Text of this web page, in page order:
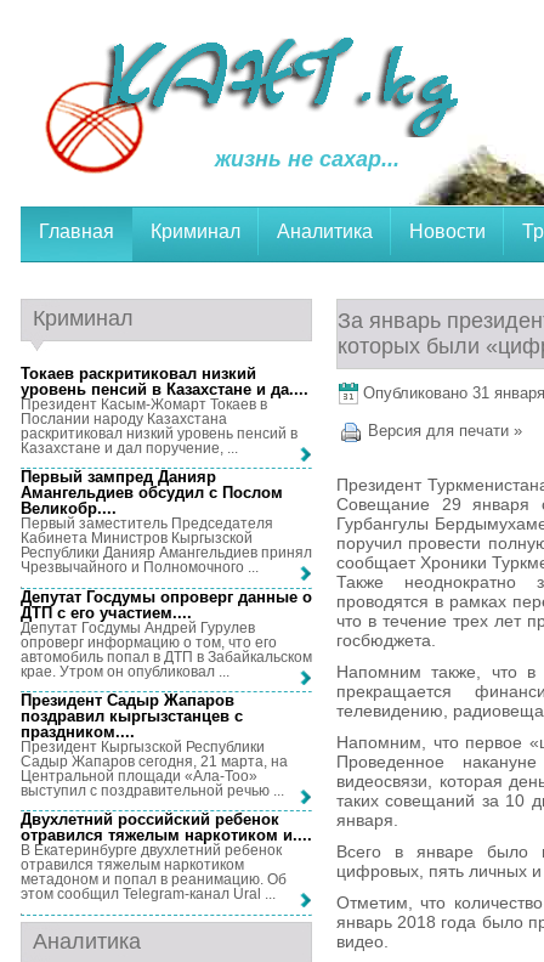
жизнь не сахар...
Главная Криминал Аналитика Новости
За январь
которых были
Опубликовано 31
Версия для печати »
Президент
Совещание 29 января
Гурбангулы
поручил провести
сообщает Хроники
Также
проводятся в рамках
что в течение трех лет
госбюджета.
Напомним также, что в
прекращается
телевидению,
Напомним, что первое
Проведенное
видеосвязи, которая
таких совещаний за 10
января.
Всего в январе было
цифровых, пять личных
Отметим, что
январь 2018 года было
видео.
Криминал
Токаев раскритиковал низкий
уровень пенсий в Казахстане и да....
Президент Касым-Жомарт Токаев в
Послании народу Казахстана
раскритиковал низкий уровень пенсий в
Казахстане и дал поручение, ...
Первый зампред Данияр
Амангельдиев обсудил с Послом
Великобр....
Первый заместитель Председателя
Кабинета Министров Кыргызской
Республики Данияр Амангельдиев принял
Чрезвычайного и Полномочного ...
Депутат Госдумы опроверг данные о
ДТП с его участием....
Депутат Госдумы Андрей Гурулев
опроверг информацию о том, что его
автомобиль попал в ДТП в Забайкальском
крае. Утром он опубликовал ...
Президент Садыр Жапаров
поздравил кыргызстанцев с
праздником....
Президент Кыргызской Республики
Садыр Жапаров сегодня, 21 марта, на
Центральной площади «Ала-Тоо»
выступил с поздравительной речью ...
Двухлетний российский ребенок
отравился тяжелым наркотиком и....
В Екатеринбурге двухлетний ребенок
отравился тяжелым наркотиком
метадоном и попал в реанимацию. Об
этом сообщил Telegram-канал Ural ...
Аналитика